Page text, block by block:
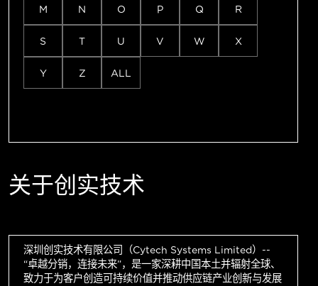
M N O P Q R
S T U V W X
Y Z ALL
关于创实技术
深圳创实技术有限公司（Cytech Systems Limited）--
“卓越分销，连接未来”，是一家深耕中国本土并辐射全球、
致力于为客户创造可持续价值并推动供应链产业创新与发展